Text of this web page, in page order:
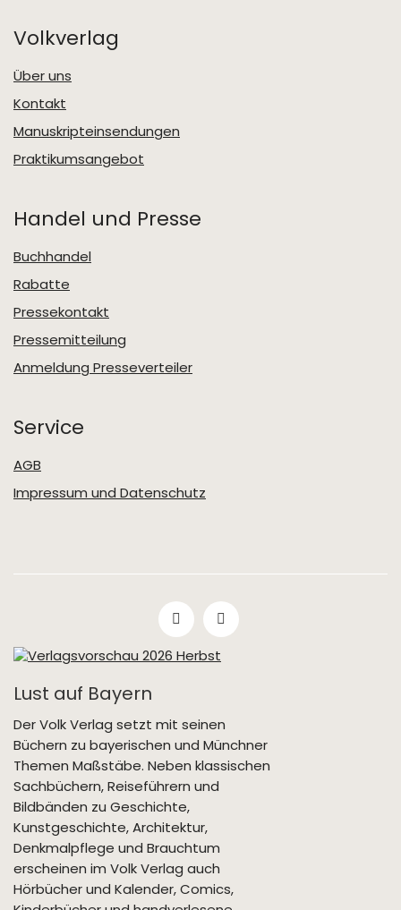
Volkverlag
Über uns
Kontakt
Manuskripteinsendungen
Praktikumsangebot
Handel und Presse
Buchhandel
Rabatte
Pressekontakt
Pressemitteilung
Anmeldung Presseverteiler
Service
AGB
Impressum und Datenschutz
Lust auf Bayern
Der Volk Verlag setzt mit seinen
Büchern zu bayerischen und Münchner
Themen Maßstäbe. Neben klassischen
Sachbüchern, Reiseführern und
Bildbänden zu Geschichte,
Kunstgeschichte, Architektur,
Denkmalpflege und Brauchtum
erscheinen im Volk Verlag auch
Hörbücher und Kalender, Comics,